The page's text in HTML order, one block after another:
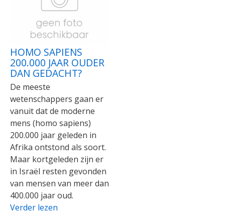
HOMO SAPIENS
200.000 JAAR OUDER
DAN GEDACHT?
De meeste
wetenschappers gaan er
vanuit dat de moderne
mens (homo sapiens)
200.000 jaar geleden in
Afrika ontstond als soort.
Maar kortgeleden zijn er
in Israël resten gevonden
van mensen van meer dan
400.000 jaar oud.
Verder lezen